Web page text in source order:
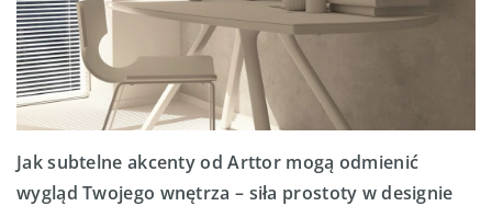
Jak subtelne akcenty od Arttor mogą odmienić
wygląd Twojego wnętrza – siła prostoty w designie